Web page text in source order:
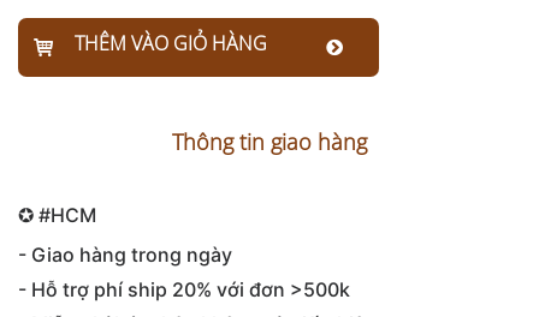
THÊM VÀO GIỎ HÀNG
Thông tin giao hàng
✪ #HCM
- Giao hàng trong ngày
- Hỗ trợ phí ship 20% với đơn >500k